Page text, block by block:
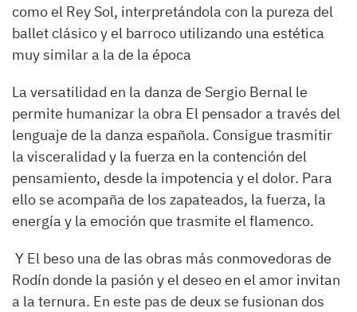
como el Rey Sol, interpretándola con la pureza del
ballet clásico y el barroco utilizando una estética
muy similar a la de la época
La versatilidad en la danza de Sergio Bernal le
permite humanizar la obra El pensador a través del
lenguaje de la danza española. Consigue trasmitir
la visceralidad y la fuerza en la contención del
pensamiento, desde la impotencia y el dolor. Para
ello se acompaña de los zapateados, la fuerza, la
energía y la emoción que trasmite el flamenco.
Y El beso una de las obras más conmovedoras de
Rodín donde la pasión y el deseo en el amor invitan
a la ternura. En este pas de deux se fusionan dos